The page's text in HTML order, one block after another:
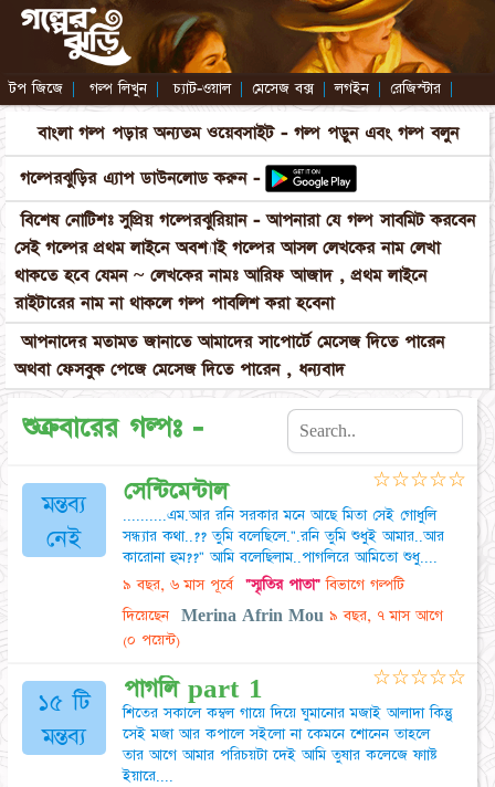
টপ জিজে | গল্প লিখুন | চ্যাট-ওয়াল | মেসেজ বক্স | লগইন | রেজিস্টার |
বাংলা গল্প পড়ার অন্যতম ওয়েবসাইট - গল্প পড়ুন এবং গল্প বলুন
গল্পেরঝুড়ির এ্যাপ ডাউনলোড করুন -
বিশেষ নোটিশঃ সুপ্রিয় গল্পেরঝুরিয়ান - আপনারা যে গল্প সাবমিট করবেন
সেই গল্পের প্রথম লাইনে অবশ্যাই গল্পের আসল লেখকের নাম লেখা
থাকতে হবে যেমন ~ লেখকের নামঃ আরিফ আজাদ , প্রথম লাইনে
রাইটারের নাম না থাকলে গল্প পাবলিশ করা হবেনা
আপনাদের মতামত জানাতে আমাদের সাপোর্টে মেসেজ দিতে পারেন
অথবা ফেসবুক পেজে মেসেজ দিতে পারেন , ধন্যবাদ
শুক্রবারের গল্পঃ -
মন্তব্য
নেই
সেন্টিমেন্টাল
..........এম.আর রনি সরকার মনে আছে মিতা সেই গোধুলি
সন্ধ্যার কথা..?? তুমি বলেছিলে.".রনি তুমি শুধুই আমার..আর
কারোনা হুম??" আমি বলেছিলাম..পাগলিরে আমিতো শুধু....
৯ বছর, ৬ মাস পূর্বে "স্মৃতির পাতা"বিভাগে গল্পটি
দিয়েছেন
Merina Afrin Mou ৯ বছর, ৭ মাস আগে
(০ পয়েন্ট)
☆☆☆☆☆
১৫ টি
মন্তব্য
পাগলি part 1
শিতের সকালে ‌‌‌‌‌‌‌‌কম্বল ‌গায়ে‌ ‌দিয়ে‌ ‌ঘুমানোর ‌মজা‌ই ‌আলাদা ‌কিন্তুু
‌সেই ‌মজা ‌আর ‌কপালে ‌সইলো ‌না ‌কেমনে ‌শোনেন ‌তাহলে
‌তার ‌আগে ‌আমার ‌পরিচয়টা ‌দেই ‌আমি ‌তুষার‌ ‌কলেজে ‌ফ‌াাষ্ট
‌ইয়ারে....
☆☆☆☆☆